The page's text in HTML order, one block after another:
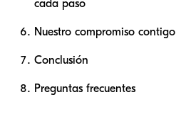
cada paso
Nuestro compromiso contigo
Conclusión
Preguntas frecuentes